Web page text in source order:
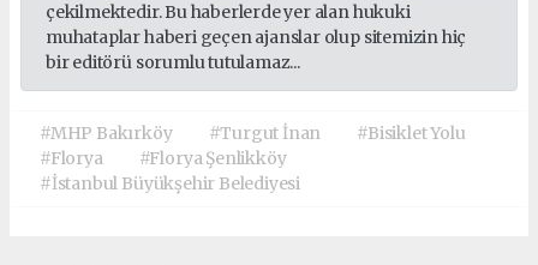
çekilmektedir. Bu haberlerde yer alan hukuki
muhataplar haberi geçen ajanslar olup sitemizin hiç
bir editörü sorumlu tutulamaz...
#MHP Bakırköy #Turgut İnan
#Bisiklet Yolu
#Florya
#Florya Şenlikköy
#İstanbul Büyükşehir Belediyesi